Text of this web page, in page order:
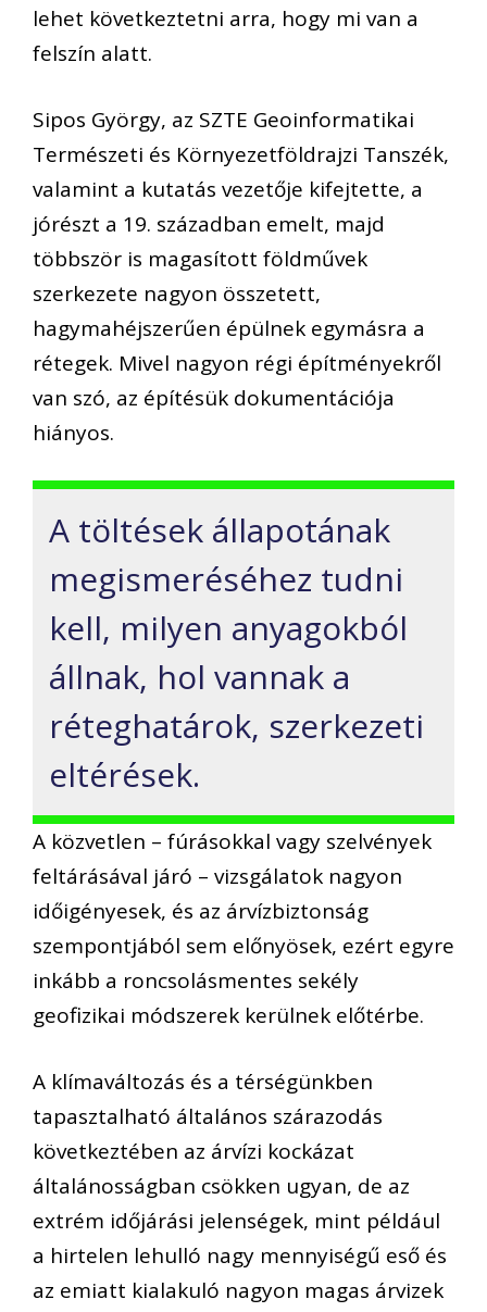
lehet következtetni arra, hogy mi van a
felszín alatt.
Sipos György, az SZTE Geoinformatikai
Természeti és Környezetföldrajzi Tanszék,
valamint a kutatás vezetője kifejtette, a
jórészt a 19. században emelt, majd
többször is magasított földművek
szerkezete nagyon összetett,
hagymahéjszerűen épülnek egymásra a
rétegek. Mivel nagyon régi építményekről
van szó, az építésük dokumentációja
hiányos.
A töltések állapotának
megismeréséhez tudni
kell, milyen anyagokból
állnak, hol vannak a
réteghatárok, szerkezeti
eltérések.
A közvetlen – fúrásokkal vagy szelvények
feltárásával járó – vizsgálatok nagyon
időigényesek, és az árvízbiztonság
szempontjából sem előnyösek, ezért egyre
inkább a roncsolásmentes sekély
geofizikai módszerek kerülnek előtérbe.
A klímaváltozás és a térségünkben
tapasztalható általános szárazodás
következtében az árvízi kockázat
általánosságban csökken ugyan, de az
extrém időjárási jelenségek, mint például
a hirtelen lehulló nagy mennyiségű eső és
az emiatt kialakuló nagyon magas árvizek